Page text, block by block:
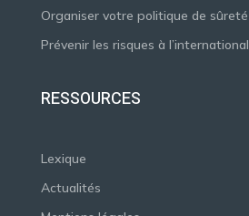
Organiser votre politique de sûreté
Prévenir les risques à l’international
RESSOURCES
Lexique
Actualités